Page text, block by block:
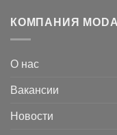
КОМПАНИЯ
О нас
Вакансии
Новости